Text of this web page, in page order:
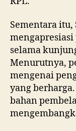
Sementara
selama
Menurutnya,
mengenai
yang
bahan